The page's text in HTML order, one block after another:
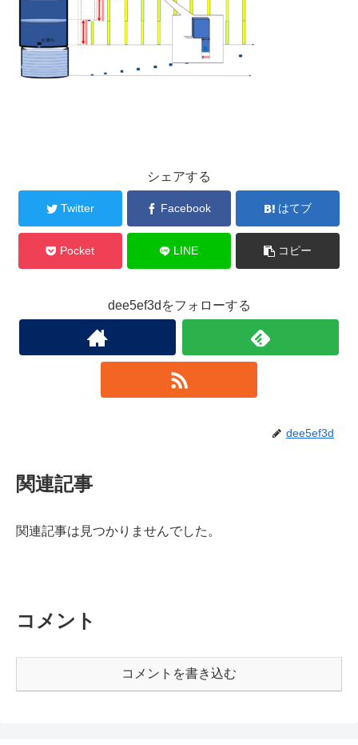
シェアする
Twitter Facebook はてブ
Pocket LINE コピー
dee5ef3dをフォローする
dee5ef3d
関連記事
関連記事は見つかりませんでした。
コメント
コメントを書き込む